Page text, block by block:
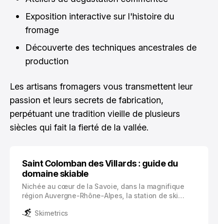
Exposition interactive sur l'histoire du
fromage
Découverte des techniques ancestrales de
production
Les artisans fromagers vous transmettent leur
passion et leurs secrets de fabrication,
perpétuant une tradition vieille de plusieurs
siècles qui fait la fierté de la vallée.
Saint Colomban des Villards : guide du
domaine skiable
Nichée au cœur de la Savoie, dans la magnifique
région Auvergne-Rhône-Alpes, la station de ski
un domaine skiable authentique et familial. Cette
Skimetrics